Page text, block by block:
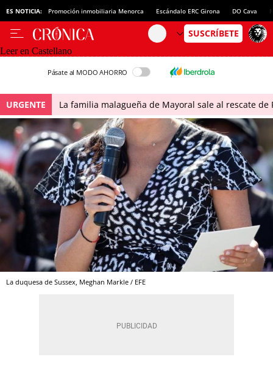
ES NOTICIA: Promoción inmobiliaria Menorca Escándalo ERC Girona DO Cava
Leer en Castellano
Pásate al MODO AHORRO
URGENTE La familia malagueña de Mayoral sale al rescate
La duquesa de Sussex, Meghan Markle / EFE